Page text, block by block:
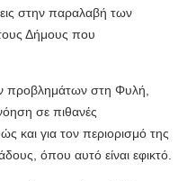
στην παραλαβή των
Δήμους που
προβλημάτων στη Φυλή,
σε πιθανές
και για τον περιορισμό της
όπου αυτό είναι εφικτό.